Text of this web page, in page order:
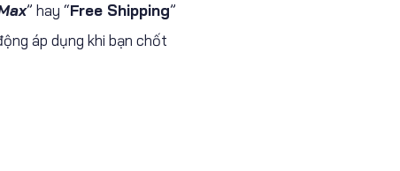
” hay “Free Shipping”
áp dụng khi bạn chốt